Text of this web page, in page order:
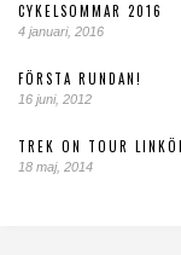
CYKELSOMMAR 2016
4 januari, 2016
FÖRSTA RUNDAN!
16 juni, 2012
TREK ON TOUR
18 maj, 2014